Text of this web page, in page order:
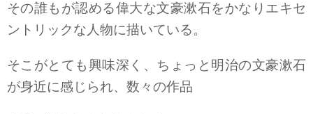
その誰もが認める偉大な文豪漱石をかなりエキセ
ントリックな人物に描いている。
そこがとても興味深く、ちょっと明治の文豪漱石
が身近に感じられ、数々の作品